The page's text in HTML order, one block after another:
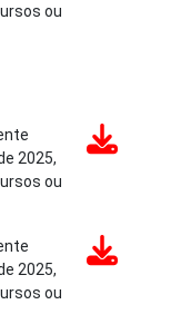
ou
2025,
ou
2025,
ou